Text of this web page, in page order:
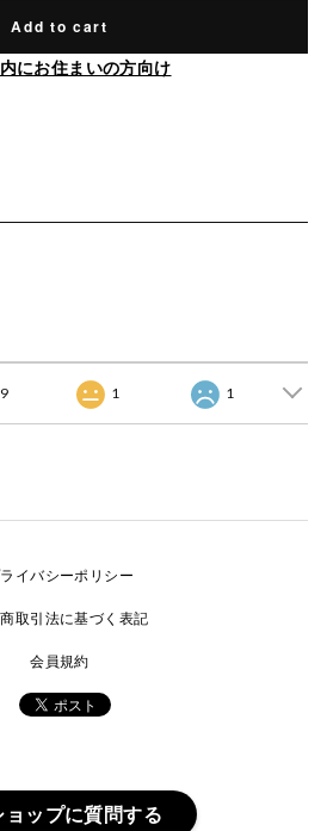
Add to cart
にお住まいの方向け
1 1
イバシーポリシー
取引法に基づく表記
会員規約
ョップに質問する